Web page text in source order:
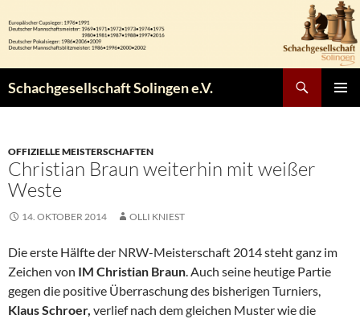
Inhalt
springen
Schachgesellschaft Solingen e.V.
OFFIZIELLE MEISTERSCHAFTEN
Christian Braun weiterhin mit weißer
Weste
14. OKTOBER 2014 OLLI KNIEST
Die erste Hälfte der NRW-Meisterschaft 2014 steht ganz im
Zeichen von IM Christian Braun. Auch seine heutige Partie
gegen die positive Überraschung des bisherigen Turniers,
Klaus Schroer, verlief nach dem gleichen Muster wie die